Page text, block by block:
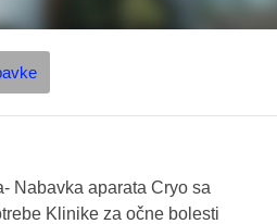
Nabavka aparata Cryo sa
Klinike za očne bolesti